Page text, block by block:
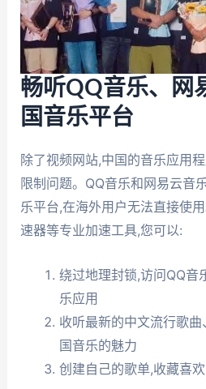
畅听QQ音乐、网
国音乐平台
除了视频网站,中国的音乐应用
限制问题。QQ音乐和网易云音
乐平台,在海外用户无法直接使
速器等专业加速工具,您可以:
绕过地理封锁,访问QQ音
乐应用
收听最新的中文流行歌
国音乐的魅力
创建自己的歌单,收藏喜